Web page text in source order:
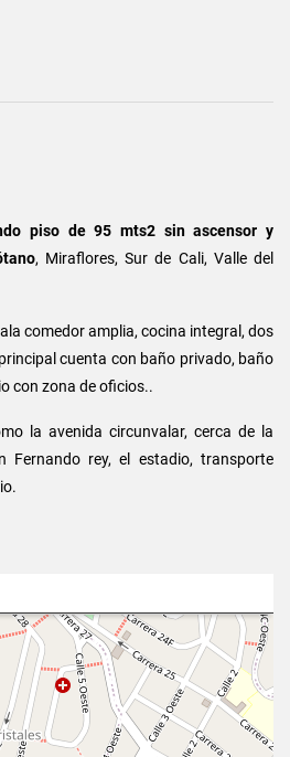
piso de 95 mts2 sin ascensor y
, Miraflores, Sur de Cali, Valle del
comedor amplia, cocina integral, dos
cuenta con baño privado, baño
con zona de oficios..
la avenida circunvalar, cerca de la
rey, el estadio, transporte